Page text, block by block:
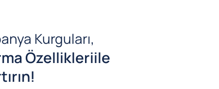
Kurguları,
Özellikleriile